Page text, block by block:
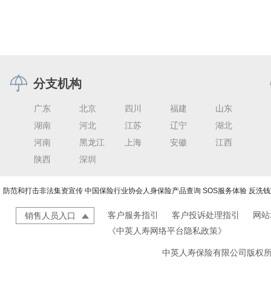
分支机构
广东 北京 四川 福建
山东
湖南
河北 江苏 辽宁
湖北
河南
黑龙江 上海 安徽
江西
陕西
深圳
防范和打击非法集资宣传 中国保险行业协会人身保险产品查询 SOS服务体验 反洗
销售人员入口 客户服务指引 客户投诉处理指引
网
《中英人寿网络平台隐私政策》
中英人寿保险有限公司版权